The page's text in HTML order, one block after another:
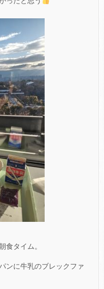
食タイム。
ンに牛乳のブレックファ